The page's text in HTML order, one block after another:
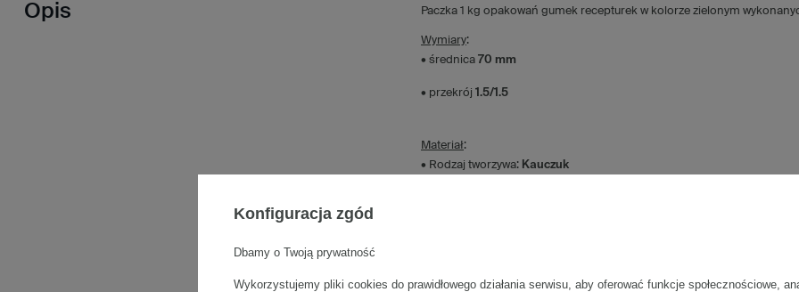
Opis Paczka 1 kg opakowań gumek recepturek w kolorze zielonym
Wymiary:
• średnica 70 mm
• przekrój 1.5/1.5
Materiał:
• Rodzaj tworzywa: Kauczuk
• Jednostka:Worek 1 kg
Konfiguracja zgód
Dbamy o Twoją prywatność
Wykorzystujemy pliki cookies do prawidłowego działania serwisu, aby oferować funkcje społecznościowe,